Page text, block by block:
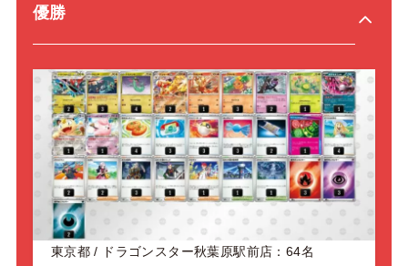
優勝
東京都 / ドラゴンスター秋葉原駅前店：64名